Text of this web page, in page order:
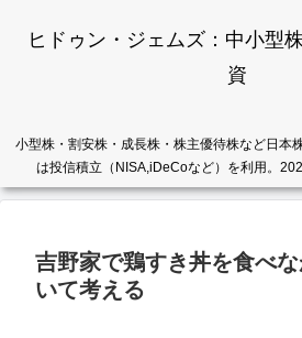
ヒドゥン・ジェムズ：中小型
資
小型株・割安株・成長株・株主優待株など日本
は投信積立（NISA,iDeCoなど）を利用。
吉野家で鶏すき丼を食べ
いて考える